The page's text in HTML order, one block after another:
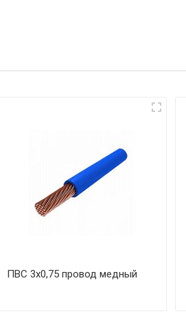
ПВС 3х0,75 провод медный